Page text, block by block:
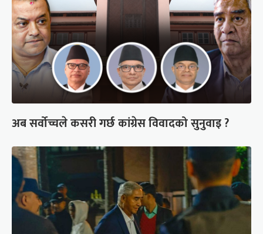
अब सर्वोच्चले कसरी गर्छ कांग्रेस विवादको सुनुवाइ ?